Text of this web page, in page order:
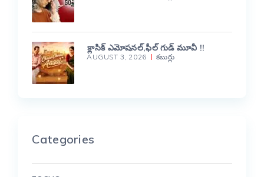
క్లాసిక్ ఎమోషనల్,ఫీల్ గుడ్ మూవీ !!
AUGUST 3, 2026 కబుర్లు
Categories